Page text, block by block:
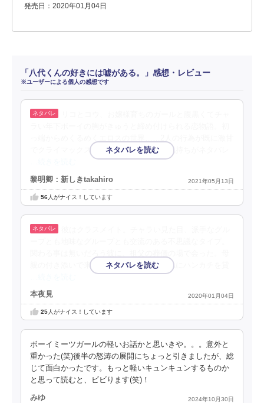
発売日：2020年01月04日
「八代くんの好きには嘘がある。」感想・レビュー
※ユーザーによる個人の感想です
でクライマックス！タイトルからコウの気持ちがネタバレ
黎明卿：新しきtakahiro 2021年05月13日
56人がナイス！しています
親の付き添いで来たらしい彼は泣いてる私にハンカチを貸
本夜見 2020年01月04日
25人がナイス！しています
ボーイミーツガールの軽いお話かと思いきや。。。意外と
重かった(笑)後半の怒涛の展開にちょっと引きましたが、総
じて面白かったです。もっと軽いキュンキュンするものか
と思って読むと、ビビります(笑)！
みゆ 2024年10月30日